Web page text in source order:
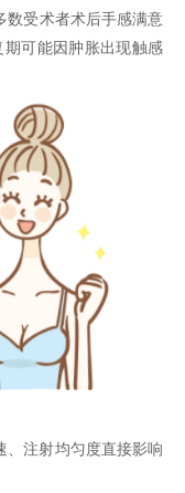
数受术者术后手感满意
可能因肿胀出现触感
、注射均匀度直接影响